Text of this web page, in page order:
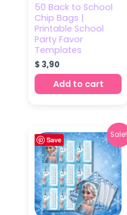
50 Back to School
Chip Bags |
Printable School
Party Favor
Templates
$ 3,90
Add to cart
Save
Sale!
Original
price
was:
$ 8,00.
Current
price
is:
$ 4,90.